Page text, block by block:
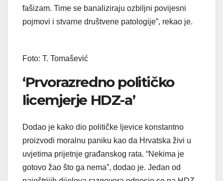
fašizam. Time se banaliziraju ozbiljni povijesni
pojmovi i stvarne društvene patologije”, rekao je.
Foto: T. Tomašević
‘Prvorazredno političko
licemjerje HDZ-a’
Dodao je kako dio političke ljevice konstantno
proizvodi moralnu paniku kao da Hrvatska živi u
uvjetima prijetnje građanskog rata. “Nekima je
gotovo žao što ga nema”, dodao je. Jedan od